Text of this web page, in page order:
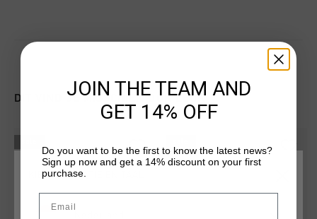
DIT VIND JE MISSCHIEN OOK LEUK
KIES JE LOCATIE EN TAAL
JOIN THE TEAM AND
GET 14% OFF
Do you want to be the first to know the latest news?
Sign up now and get a 14% discount on your first
purchase.
Email